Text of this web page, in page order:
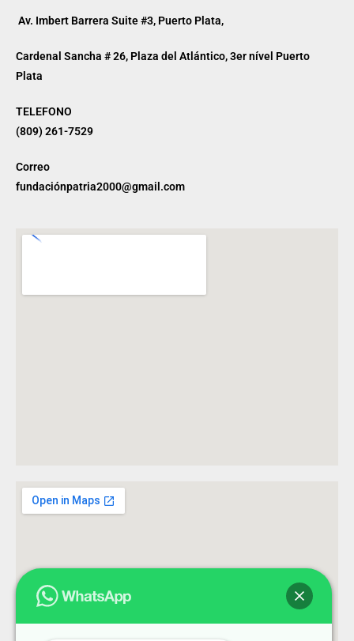
Av. Imbert Barrera Suite #3, Puerto Plata,
Cardenal Sancha # 26, Plaza del Atlántico, 3er nível Puerto
Plata
TELEFONO
(809) 261-7529
Correo
fundaciónpatria2000@gmail.com